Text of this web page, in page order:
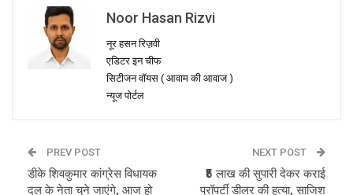
Noor Hasan Rizvi
नूर हसन रिज़वी
एडिटर इन चीफ
सिटीजन वॉयस ( आवाम की आवाज )
न्यूज पोर्टल
PREV POST
डीके शिवकुमार कांग्रेस विधायक
दल के नेता चुने जाएंगे, आज हो
NEXT POST
₹5 लाख की सुपारी देकर कराई
प्रॉपर्टी डीलर की हत्या, साजिश